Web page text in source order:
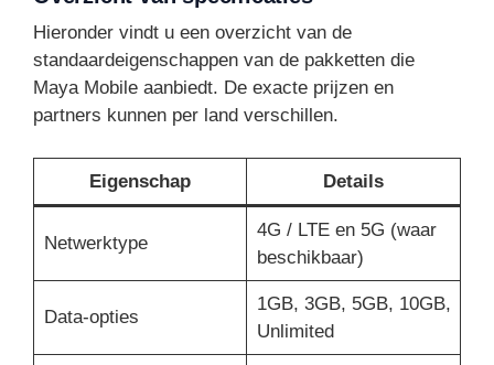
Hieronder vindt u een overzicht van de
standaardeigenschappen van de pakketten die
Maya Mobile aanbiedt. De exacte prijzen en
partners kunnen per land verschillen.
Eigenschap Details
Netwerktype
4G / LTE en 5G (waar
beschikbaar)
Data-opties
1GB, 3GB, 5GB, 10GB,
Unlimited